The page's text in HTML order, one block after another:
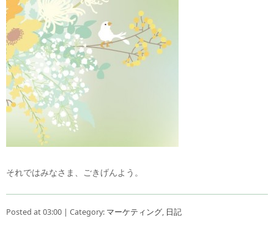
それではみなさま、ごきげんよう。
Posted at 03:00 | Category: マーケティング, 日記